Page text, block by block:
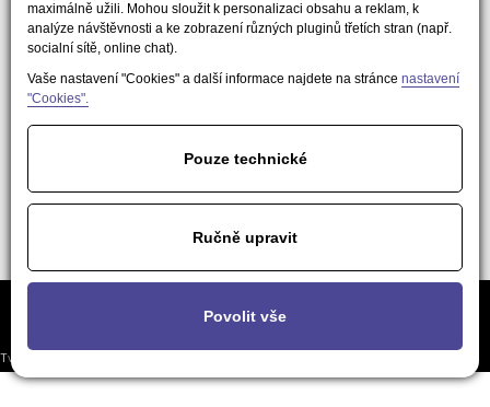
maximálně užili. Mohou sloužit k personalizaci obsahu a reklam, k
analýze návštěvnosti a ke zobrazení různých pluginů třetích stran (např.
socialní sítě, online chat).
Vaše nastavení "Cookies" a další informace najdete na stránce nastavení
"Cookies".
Pouze technické
Ručně upravit
Povolit vše
LLM nástroje
Tvorba responzivních webů a eshopů